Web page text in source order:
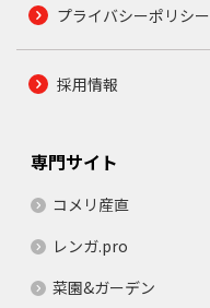
プライバシーポリシー
採用情報
専門サイト
コメリ産直
レンガ.pro
菜園&ガーデン